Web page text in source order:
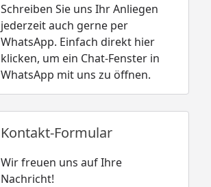
Schreiben Sie uns Ihr Anliegen
jederzeit auch gerne per
WhatsApp. Einfach direkt hier
klicken, um ein Chat-Fenster in
WhatsApp mit uns zu öffnen.
Kontakt-Formular
Wir freuen uns auf Ihre
Nachricht!